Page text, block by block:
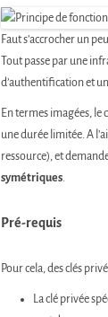
Faut s’accrocher un
Tout passe par une
d’authentification et
En termes imagées, le
une durée limitée. A
ressource), et
symétriques.
Pré-requis
Pour cela, des clés
La clé privée